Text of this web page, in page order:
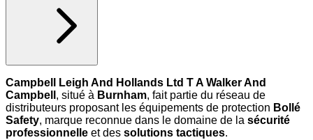
Campbell Leigh And Hollands Ltd T A Walker And
Campbell , situé à Burnham, fait partie du réseau de
distributeurs proposant les équipements de protection Bollé
Safety, marque reconnue dans le domaine de la sécurité
professionnelle et des solutions tactiques.